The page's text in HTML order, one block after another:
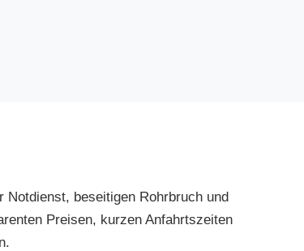
beseitigen Rohrbruch und
Preisen, kurzen Anfahrtszeiten